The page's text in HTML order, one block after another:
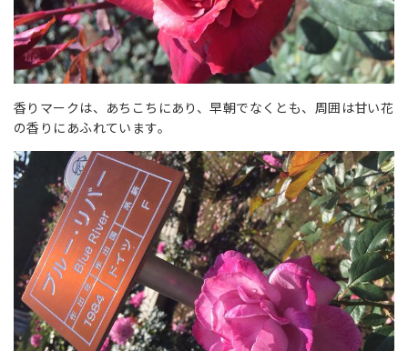
香りマークは、あちこちにあり、早朝でなくとも、周囲は甘い花
の香りにあふれています。